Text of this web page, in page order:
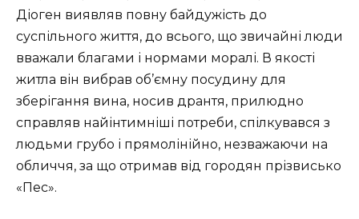
Діоген виявляв повну байдужість до
суспільного життя, до всього, що звичайні люди
вважали благами і нормами моралі. В якості
житла він вибрав об’ємну посудину для
зберігання вина, носив дрантя, прилюдно
справляв найінтимніші потреби, спілкувався з
людьми грубо і прямолінійно, незважаючи на
обличчя, за що отримав від городян прізвисько
«Пес».